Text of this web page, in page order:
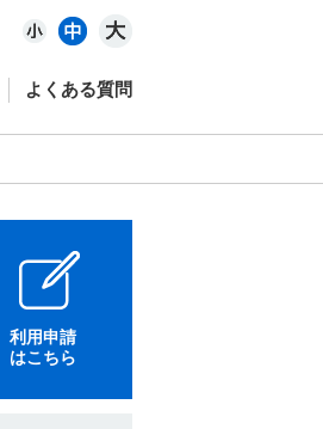
よくある質問
利用申請
はこちら